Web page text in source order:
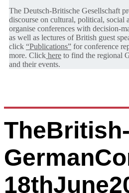
The Deutsch-Britische Gesellschaft
discourse on cultural, political, social
organise conferences with decision-
as well as lectures of British guest
click “Publications” for conference
more. Click here to find the regional
and their events.
TheBritish-